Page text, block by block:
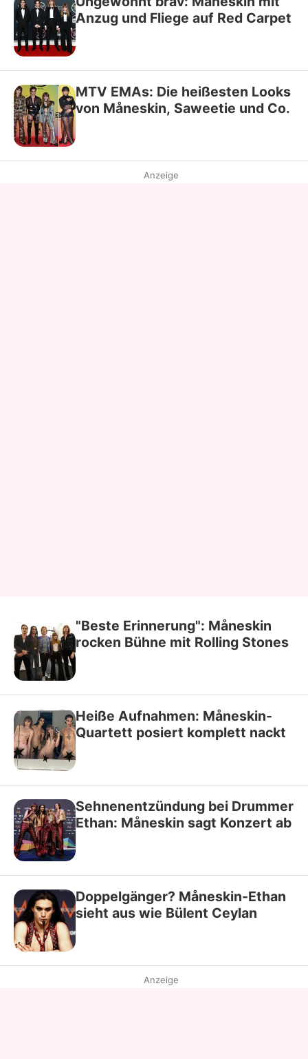
Anzug und Fliege auf Red Carpet
MTV EMAs: Die heißesten Looks
von Måneskin, Saweetie und Co.
Anzeige
"Beste Erinnerung": Måneskin
rocken Bühne mit Rolling Stones
Heiße Aufnahmen: Måneskin-
Quartett posiert komplett nackt
Sehnenentzündung bei Drummer
Ethan: Måneskin sagt Konzert ab
Doppelgänger? Måneskin-Ethan
sieht aus wie Bülent Ceylan
Anzeige